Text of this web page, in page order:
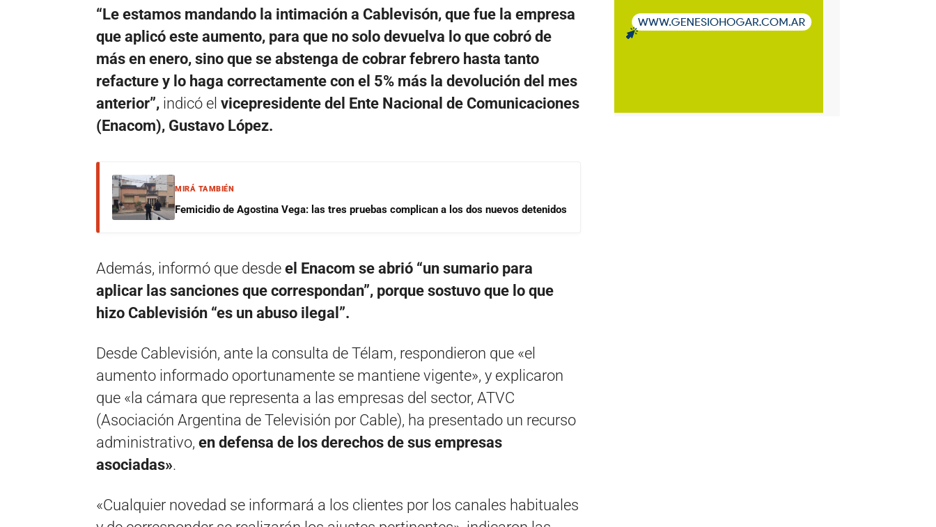
“Le estamos mandando la intimación a Cablevisón, que fue la empresa
que aplicó este aumento, para que no solo devuelva lo que cobró de
más en enero, sino que se abstenga de cobrar febrero hasta tanto
refacture y lo haga correctamente con el 5% más la devolución del mes
anterior”, indicó el vicepresidente del Ente Nacional de Comunicaciones
(Enacom), Gustavo López.
MIRÁ TAMBIÉN
Femicidio de Agostina Vega: las tres pruebas complican a los dos nuevos detenidos
Además, informó que desde el Enacom se abrió “un sumario para
aplicar las sanciones que correspondan”, porque sostuvo que lo que
hizo Cablevisión “es un abuso ilegal”.
Desde Cablevisión, ante la consulta de Télam, respondieron que «el
aumento informado oportunamente se mantiene vigente», y explicaron
que «la cámara que representa a las empresas del sector, ATVC
(Asociación Argentina de Televisión por Cable), ha presentado un recurso
administrativo, en defensa de los derechos de sus empresas
asociadas».
«Cualquier novedad se informará a los clientes por los canales habituales